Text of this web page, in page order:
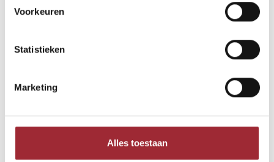
Voorkeuren
Statistieken
Marketing
Alles toestaan
Lees meer